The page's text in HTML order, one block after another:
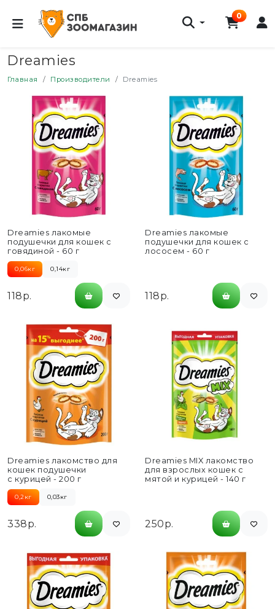
0
Dreamies
Главная Производители Dreamies
Dreamies лакомые
подушечки для кошек с
говядиной - 60 г
0,06кг 0,14кг
118р.
Dreamies лакомые
подушечки для кошек с
лососем - 60 г
118р.
Dreamies лакомство для
кошек подушечки
с курицей - 200 г
0,2кг 0,03кг
338р.
Dreamies MIX лакомство
для взрослых кошек с
мятой и курицей - 140 г
250р.